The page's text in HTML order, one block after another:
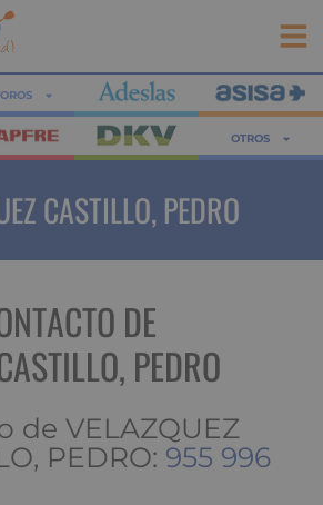
OTROS
CASTILLO, PEDRO
DE
PEDRO
de VELAZQUEZ
PEDRO: 955 996